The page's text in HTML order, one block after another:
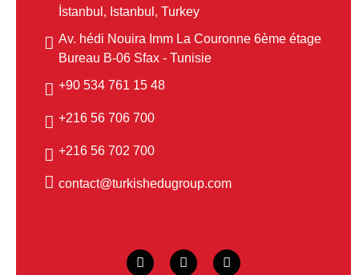
İstanbul, Istanbul, Turkey
Av. hédi Nouira Imm La Couronne 6ème étage
Bureau B-06 Sfax - Tunisie
48 15 761 534 90+
700 706 56 216+
700 702 56 216+
contact@turkishedugroup.com